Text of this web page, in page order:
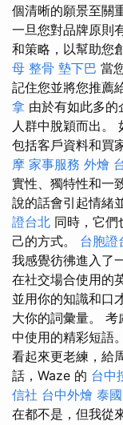
個清晰的願景至關
一旦您對品牌原則
和策略，以幫助您
母 整骨 墊下巴 當
記住您並將您推薦
拿 由於有如此多
人群中脫穎而出。
包括客戶資料和買
摩 家事服務 外燴
實性、獨特性和一
說的話會引起情緒
證台北 同時，它們
己的方式。 台胞證
我感覺彷彿進入了
在社交場合使用的
並用你的知識和口
大你的詞​​彙量。
中使用的精彩短語
看起來更老練，給
話，Waze 的 台中
信社 台中外燴 泰
在都不是，但我從